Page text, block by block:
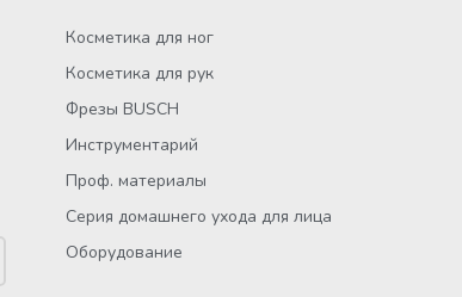
Косметика для ног
Косметика для рук
Фрезы BUSCH
Инструментарий
Проф. материалы
Серия домашнего ухода для лица
Оборудование